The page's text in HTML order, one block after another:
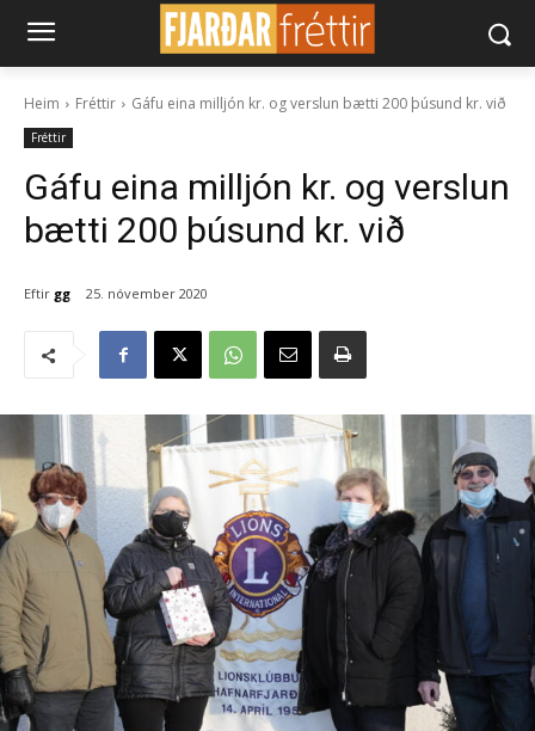
Heim Fréttir Gáfu eina milljón kr. og verslun bætti 200 þúsund kr. við
Fréttir
Gáfu eina milljón kr. og verslun
bætti 200 þúsund kr. við
Eftir gg 25. nóvember 2020